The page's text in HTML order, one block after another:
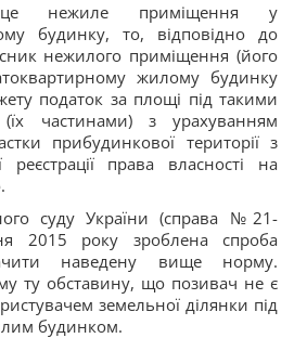
нежиле приміщення у
будинку, то, відповідно до
нежилого приміщення (його
жилому будинку
податок за площі під такими
частинами) з урахуванням
прибудинкової території з
права власності на
суду України (справа №21-
2015 року зроблена спроба
наведену вище норму.
ту обставину, що позивач не є
земельної ділянки під
будинком.